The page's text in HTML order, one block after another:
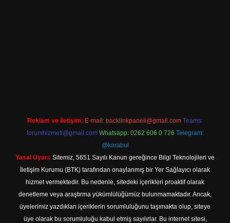
Reklam ve İletişim: E-mail: backlinkpaneli@gmail.com Teams:
forumhizmeti@gmail.com Whatsapp: 0262 606 0 726 Telegram:
@karabul
Yasal Uyarı: Sitemiz, 5651 Sayılı Kanun gereğince Bilgi Teknolojileri ve
İletişim Kurumu (BTK) tarafından onaylanmış bir Yer Sağlayıcı olarak
hizmet vermektedir. Bu nedenle, sitedeki içerikleri proaktif olarak
denetleme veya araştırma yükümlülüğümüz bulunmamaktadır. Ancak,
üyelerimiz yazdıkları içeriklerin sorumluluğunu taşımakta olup, siteye
üye olarak bu sorumluluğu kabul etmiş sayılırlar. Bu internet sitesi,